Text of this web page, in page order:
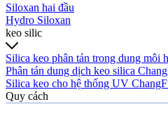
Siloxan hai đầu
Hydro Siloxan
keo silic
Silica keo phân tán trong dung môi
Phân tán dung dịch keo silica
Silica keo cho hệ thống UV
Quy cách